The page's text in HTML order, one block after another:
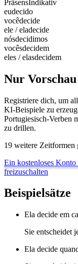
PräsensIndikativ
eudecido
vocêdecide
ele / eladecide
nósdecidimos
vocêsdecidem
eles / elasdecidem
Nur Vorschau
Registriere dich, um
KI-Beispiele zu
Portugiesisch-Verben
zu drillen.
19 weitere Zeitformen
Ein kostenloses Konto
freizuschalten
Beispielsätze
Ela decide em
Sie entscheidet
Ela decide